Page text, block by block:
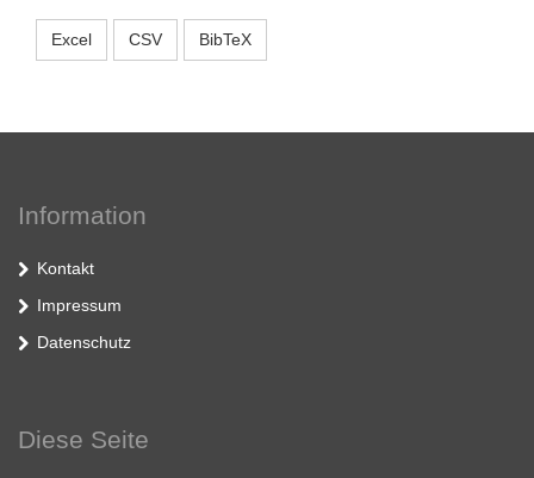
Excel CSV BibTeX
Information
Kontakt
Impressum
Datenschutz
Diese Seite